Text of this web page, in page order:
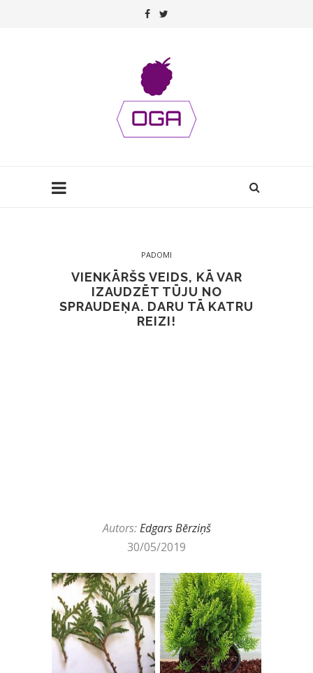
PADOMI
VIENKĀRŠS VEIDS, KĀ VAR
IZAUDZĒT TŪJU NO
SPRAUDEŅA. DARU TĀ KATRU
REIZI!
Autors:Edgars Bērziņš
30/05/2019